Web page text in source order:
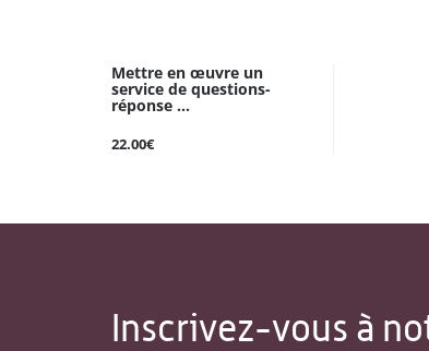
Mettre en œuvre un
service de questions-
réponse ...
22.00€
Inscrivez-vous à